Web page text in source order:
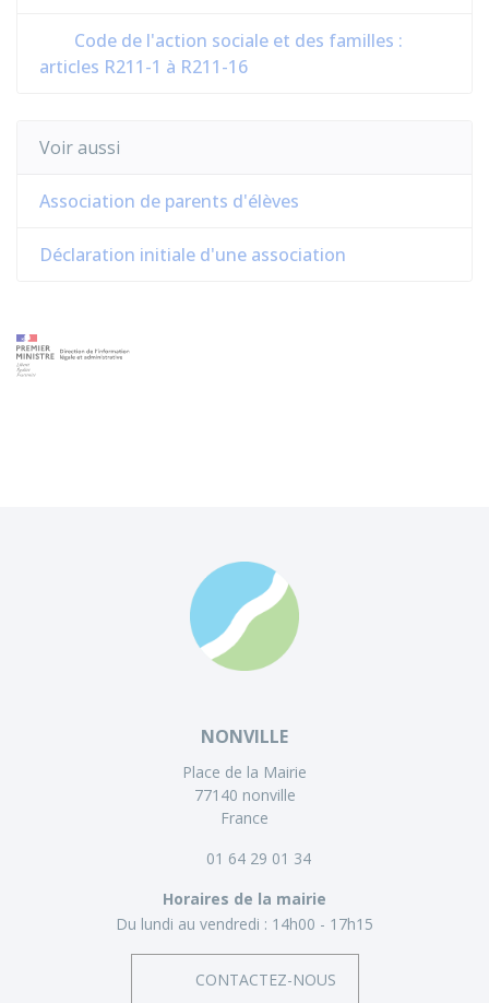
Code de l'action sociale et des familles :
articles R211-1 à R211-16
Voir aussi
Association de parents d'élèves
Déclaration initiale d'une association
NONVILLE
Place de la Mairie
77140 nonville
France
01 64 29 01 34
Horaires de la mairie
Du lundi au vendredi : 14h00 - 17h15
CONTACTEZ-NOUS